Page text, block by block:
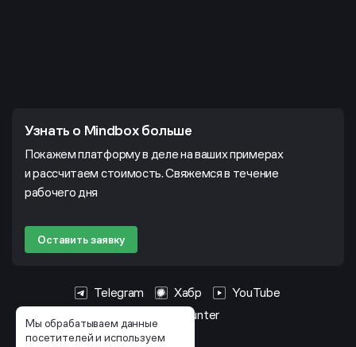
Мы обрабатываем данные
посетителей и используем
Узнать о Mindbox больше
Покажем платформу в деле на ваших примерах
и рассчитаем стоимость. Свяжемся в течение
рабочего дня
Оставить заявку
Telegram Хабр
YouTube
HeadHunter